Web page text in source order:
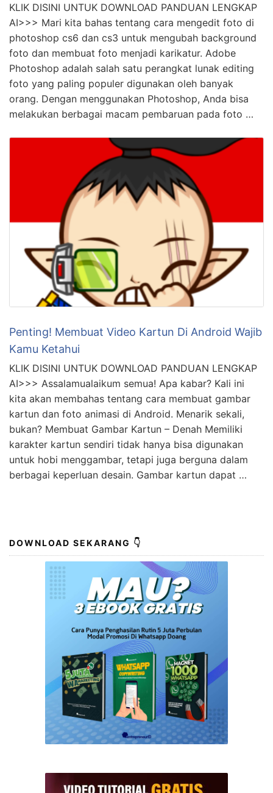
KLIK DISINI UNTUK DOWNLOAD PANDUAN LENGKAP
AI>>> Mari kita bahas tentang cara mengedit foto di
photoshop cs6 dan cs3 untuk mengubah background
foto dan membuat foto menjadi karikatur. Adobe
Photoshop adalah salah satu perangkat lunak editing
foto yang paling populer digunakan oleh banyak
orang. Dengan menggunakan Photoshop, Anda bisa
melakukan berbagai macam pembaruan pada foto …
Penting! Membuat Video Kartun Di Android Wajib
Kamu Ketahui
KLIK DISINI UNTUK DOWNLOAD PANDUAN LENGKAP
AI>>> Assalamualaikum semua! Apa kabar? Kali ini
kita akan membahas tentang cara membuat gambar
kartun dan foto animasi di Android. Menarik sekali,
bukan? Membuat Gambar Kartun – Denah Memiliki
karakter kartun sendiri tidak hanya bisa digunakan
untuk hobi menggambar, tetapi juga berguna dalam
berbagai keperluan desain. Gambar kartun dapat …
DOWNLOAD SEKARANG 👇